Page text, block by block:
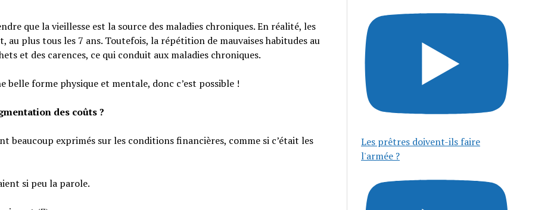
que la vieillesse est la source des maladies chroniques. En réalité, les
plus tous les 7 ans. Toutefois, la répétition de mauvaises habitudes au
et des carences, ce qui conduit aux maladies chroniques.
forme physique et mentale, donc c’est possible !
des coûts ?
beaucoup exprimés sur les conditions financières, comme si c’était les
si peu la parole.
Les prêtres doivent-ils faire
l'armée ?